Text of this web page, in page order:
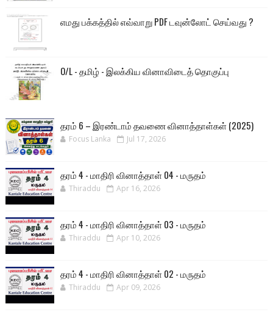
எமது பக்கத்தில் எவ்வாறு PDF டவுன்லோட் செய்வது ?
O/L - தமிழ் - இலக்கிய வினாவிடைத் தொகுப்பு
தரம் 6 – இரண்டாம் தவணை வினாத்தாள்கள் (2025)
Focus Lanka Jul 17, 2026
தரம் 4 - மாதிரி வினாத்தாள் 04 - மருதம்
Thiraddu Apr 16, 2026
தரம் 4 - மாதிரி வினாத்தாள் 03 - மருதம்
Thiraddu Apr 10, 2026
தரம் 4 - மாதிரி வினாத்தாள் 02 - மருதம்
Thiraddu Apr 09, 2026